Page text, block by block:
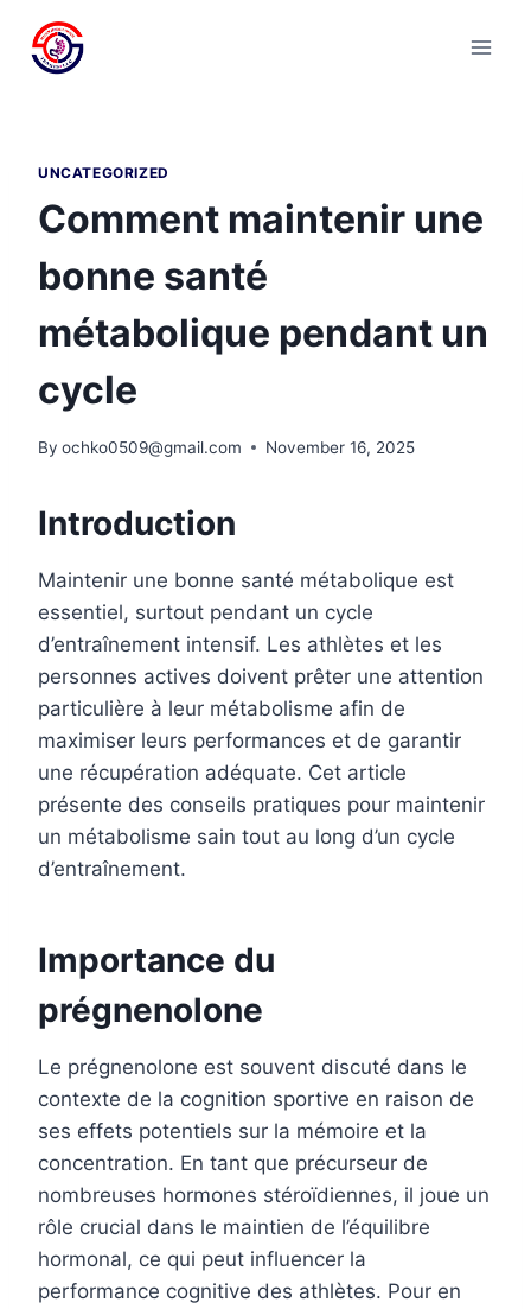
content
UNCATEGORIZED
Comment maintenir une
bonne santé
métabolique pendant un
cycle
By ochko0509@gmail.com November 16, 2025
Introduction
Maintenir une bonne santé métabolique est
essentiel, surtout pendant un cycle
d’entraînement intensif. Les athlètes et les
personnes actives doivent prêter une attention
particulière à leur métabolisme afin de
maximiser leurs performances et de garantir
une récupération adéquate. Cet article
présente des conseils pratiques pour maintenir
un métabolisme sain tout au long d’un cycle
d’entraînement.
Importance du
prégnenolone
Le prégnenolone est souvent discuté dans le
contexte de la cognition sportive en raison de
ses effets potentiels sur la mémoire et la
concentration. En tant que précurseur de
nombreuses hormones stéroïdiennes, il joue un
rôle crucial dans le maintien de l’équilibre
hormonal, ce qui peut influencer la
performance cognitive des athlètes. Pour en